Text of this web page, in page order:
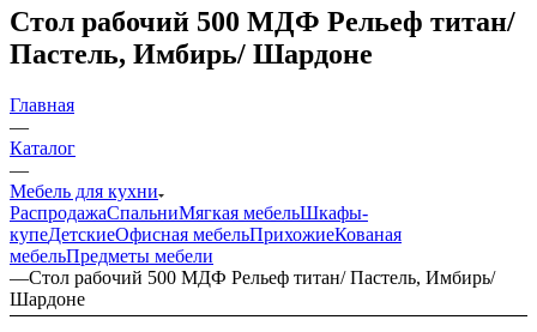
Стол рабочий 500 МДФ Рельеф титан/
Пастель, Имбирь/ Шардоне
Главная
—
Каталог
—
Мебель для кухни
РаспродажаСпальниМягкая мебельШкафы-
купеДетскиеОфисная мебельПрихожиеКованая
мебельПредметы мебели
—Стол рабочий 500 МДФ Рельеф титан/ Пастель, Имбирь/
Шардоне